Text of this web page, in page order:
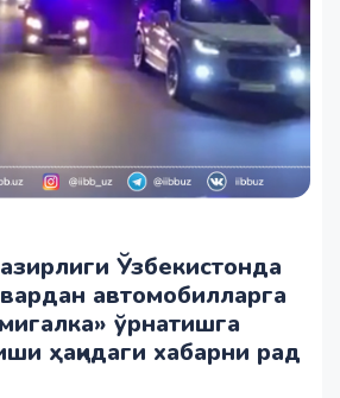
Ўзбекистонда
автомобилларга
ўрнатишга
ҳақидаги хабарни рад